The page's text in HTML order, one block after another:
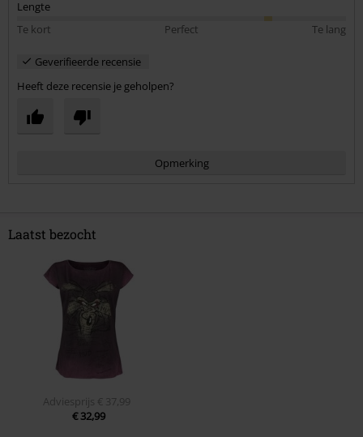
Lengte
Te kort
Perfect Te lang
Geverifieerde recensie
Heeft deze recensie je geholpen?
Opmerking
Commentaar versturen
Laatst bezocht
Adviesprijs
€ 37,99
€ 32,99